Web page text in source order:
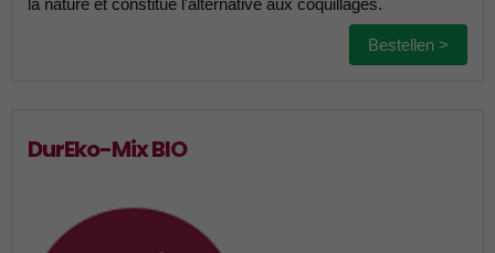
Bestellen >
DurEko-Mix BIO